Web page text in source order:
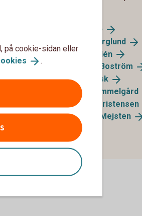
Asp
Berglund
Eva
Bodén
Boström
Ann
Frisk
Filip
Gammelgård
Anton
Kristensen
Henrik
Mejsten
på cookie-sidan eller
.